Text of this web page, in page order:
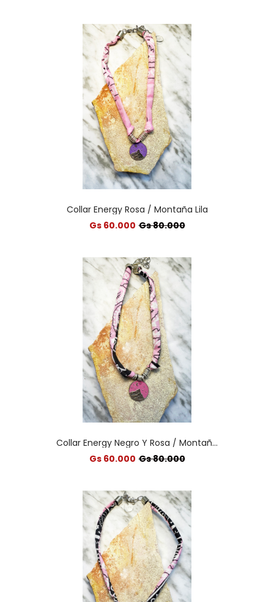
Collar Energy Rosa / Montaña Lila
Gs 60.000 Gs 80.000
Collar Energy Negro Y Rosa / Montañ...
Gs 60.000 Gs 80.000